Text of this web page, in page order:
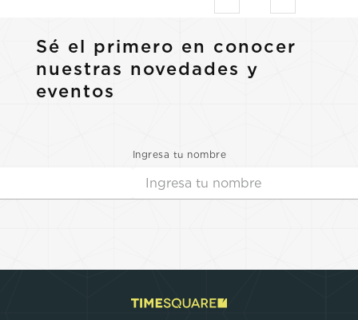
Sé el primero en conocer
nuestras novedades y
eventos
Ingresa tu nombre